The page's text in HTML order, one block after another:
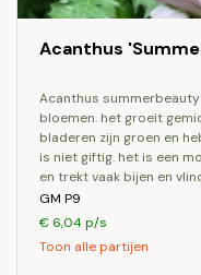
Acanthus
acanthus summerbeauty is een prachtige plant met diep paarse
bloemen. het groeit
bladeren zijn groen en
is niet giftig. het is een
en trekt vaak bijen en
GM P9
€ 6,04 p/s
Toon alle partijen